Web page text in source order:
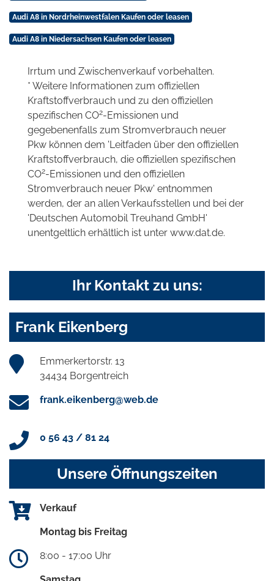
Audi A8 in Nordrheinwestfalen Kaufen oder leasen
Audi A8 in Niedersachsen Kaufen oder leasen
Irrtum und Zwischenverkauf vorbehalten.
* Weitere Informationen zum offiziellen
Kraftstoffverbrauch und zu den offiziellen
spezifischen CO2-Emissionen und
gegebenenfalls zum Stromverbrauch neuer
Pkw können dem 'Leitfaden über den offiziellen
Kraftstoffverbrauch, die offiziellen spezifischen
CO2-Emissionen und den offiziellen
Stromverbrauch neuer Pkw' entnommen
werden, der an allen Verkaufsstellen und bei der
'Deutschen Automobil Treuhand GmbH'
unentgeltlich erhältlich ist unter www.dat.de.
Ihr Kontakt zu uns:
Frank Eikenberg
Emmerkertorstr. 13
34434 Borgentreich
frank.eikenberg@web.de
0 56 43 / 81 24
Unsere Öffnungszeiten
Verkauf
Montag bis Freitag
8:00 - 17:00 Uhr